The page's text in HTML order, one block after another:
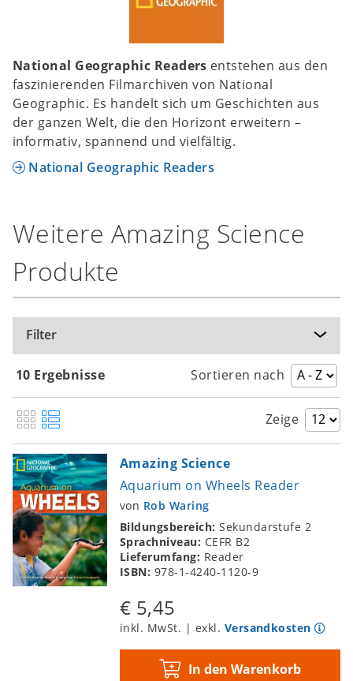
National Geographic Readers entstehen aus den
faszinierenden Filmarchiven von National
Geographic. Es handelt sich um Geschichten aus
der ganzen Welt, die den Horizont erweitern –
informativ, spannend und vielfältig.
National Geographic Readers
Weitere Amazing Science
Produkte
Filter
10 Ergebnisse Sortieren nach
Zeige
Amazing Science
Aquarium on Wheels Reader
von Rob Waring
Bildungsbereich:Sekundarstufe 2
Sprachniveau: CEFR B2
Lieferumfang: Reader
ISBN: 978-1-4240-1120-9
€ 5,45
inkl. MwSt. | exkl. Versandkosten
In den Warenkorb